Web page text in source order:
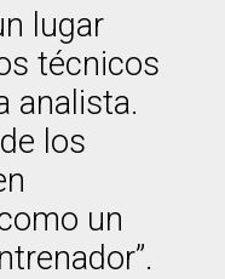
lugar
técnicos
analista.
los
un